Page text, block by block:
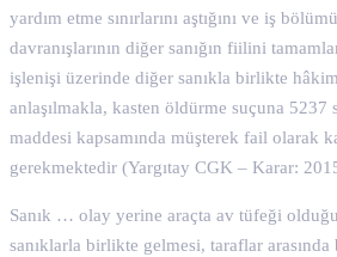
yardım etme sınırlarını aştığını ve iş
davranışlarının diğer sanığın fiilini
işlenişi üzerinde diğer sanıkla birlikte
anlaşılmakla, kasten öldürme suçuna 5237
maddesi kapsamında müşterek fail olarak
gerekmektedir (Yargıtay CGK – Karar:
Sanık … olay yerine araçta av tüfeği
sanıklarla birlikte gelmesi, taraflar arasında